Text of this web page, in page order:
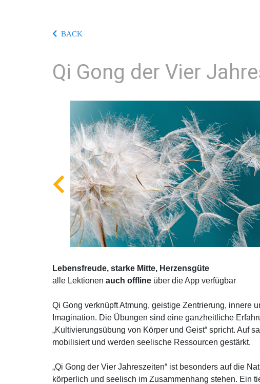
BACK
Qi Gong der Vier
Lebensfreude, starke Mitte, Herzensgüte
alle Lektionen auch offline über die App verfügbar
Qi Gong verknüpft Atmung, geistige Zentrierung, innere
Imagination. Die Übungen sind eine ganzheitliche
„Kultivierungsübung von Körper und Geist“ spricht. Auf
mobilisiert und werden seelische Ressourcen gestärkt.
„Qi Gong der Vier Jahreszeiten“ ist besonders auf die
körperlich und seelisch im Zusammenhang stehen. Ein